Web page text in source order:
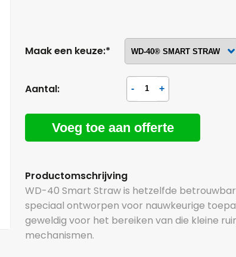
Maak een keuze:*
Aantal:
Voeg toe aan offerte
Productomschrijving
WD-40 Smart Straw is hetzelfde
speciaal ontworpen voor nauwkeurige
geweldig voor het bereiken van die kleine
mechanismen.